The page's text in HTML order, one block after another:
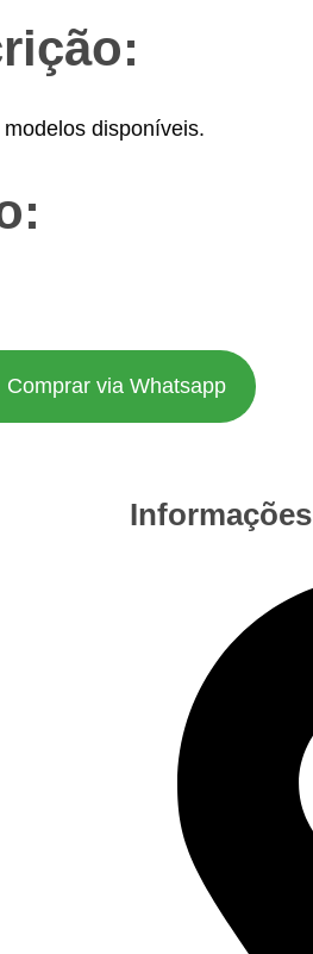
disponíveis.
Comprar via Whatsapp
Informações